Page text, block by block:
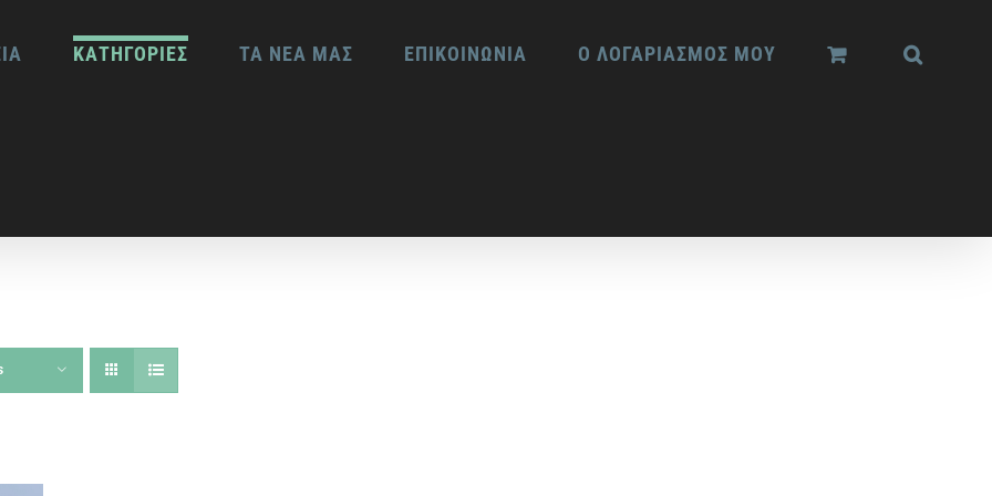
ΚΑΤΗΓΟΡΙΕΣ ΤΑ ΝΕΑ ΜΑΣ ΕΠΙΚΟΙΝΩΝΙΑ Ο ΛΟΓΑΡΙΑΣΜΟΣ ΜΟΥ